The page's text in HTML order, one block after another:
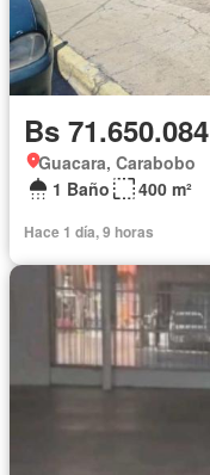
Bs 71.650.084
Guacara, Carabobo
1 Baño
400 m²
Hace 1 día, 9 horas